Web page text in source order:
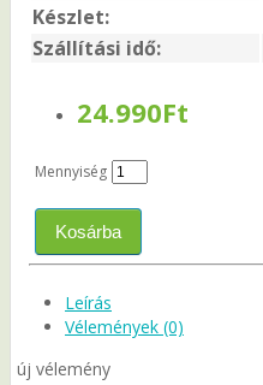
Készlet:
Szállítási idő:
24.990Ft
Mennyiség
Kosárba
Leírás
Vélemények (0)
új vélemény